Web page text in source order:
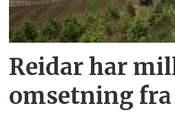
Reidar har
omsetning fra